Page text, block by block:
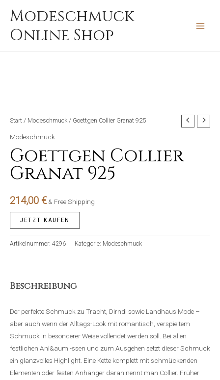
Inhalt
springen
Modeschmuck
Online Shop
Start / Modeschmuck / Goettgen Collier Granat 925
Modeschmuck
Goettgen Collier
Granat 925
214,00 € & Free Shipping
JETZT KAUFEN
Artikelnummer: 4296 Kategorie: Modeschmuck
Beschreibung
Der perfekte Schmuck zu Tracht, Dirndl sowie Landhaus Mode –
aber auch wenn der Alltags-Look mit romantisch, verspieltem
Schmuck in besonderer Weise vollendet werden soll. Bei allen
festlichen Anl&auml-ssen und zum Ausgehen setzt dieser Schmuck
ein glanzvolles Highlight. Eine Kette komplett mit schmückenden
Elementen oder festen Anhänger daran nennt man Collier. Früher